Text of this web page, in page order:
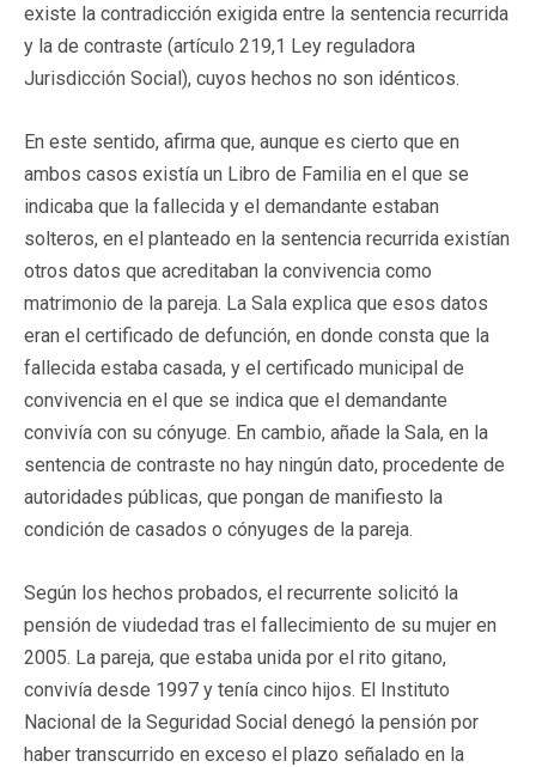
existe la contradicción exigida entre la sentencia recurrida
y la de contraste (artículo 219,1 Ley reguladora
Jurisdicción Social), cuyos hechos no son idénticos.
En este sentido, afirma que, aunque es cierto que en
ambos casos existía un Libro de Familia en el que se
indicaba que la fallecida y el demandante estaban
solteros, en el planteado en la sentencia recurrida existían
otros datos que acreditaban la convivencia como
matrimonio de la pareja. La Sala explica que esos datos
eran el certificado de defunción, en donde consta que la
fallecida estaba casada, y el certificado municipal de
convivencia en el que se indica que el demandante
convivía con su cónyuge. En cambio, añade la Sala, en la
sentencia de contraste no hay ningún dato, procedente de
autoridades públicas, que pongan de manifiesto la
condición de casados o cónyuges de la pareja.
Según los hechos probados, el recurrente solicitó la
pensión de viudedad tras el fallecimiento de su mujer en
2005. La pareja, que estaba unida por el rito gitano,
convivía desde 1997 y tenía cinco hijos. El Instituto
Nacional de la Seguridad Social denegó la pensión por
haber transcurrido en exceso el plazo señalado en la